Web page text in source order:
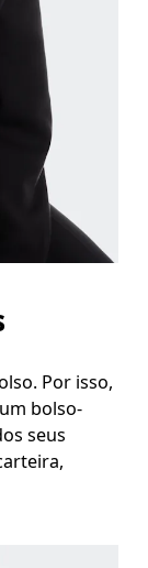
Por isso,
bolso-
seus